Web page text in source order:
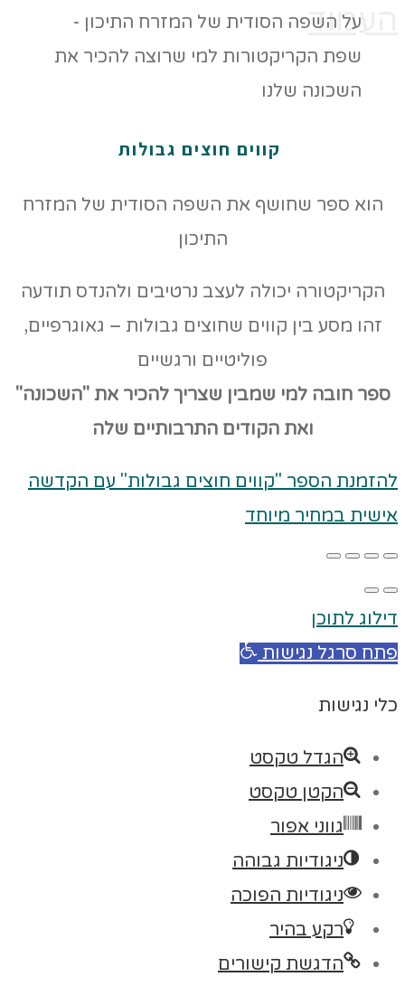
העמוד
קווים חוצים גבולות
הוא ספר שחושף את השפה הסודית של המזרח
התיכון
הקריקטורה יכולה לעצב נרטיבים ולהנדס תודעה
זהו מסע בין קווים שחוצים גבולות – גאוגרפיים,
פוליטיים ורגשיים
ספר חובה למי שמבין שצריך להכיר את "השכונה"
ואת הקודים התרבותיים שלה
להזמנת הספר "קווים חוצים גבולות" עם הקדשה
אישית במחיר מיוחד
דילוג לתוכן
פתח סרגל נגישות
כלי נגישות
הגדל טקסט
הקטן טקסט
גווני אפור
ניגודיות גבוהה
ניגודיות הפוכה
רקע בהיר
הדגשת קישורים